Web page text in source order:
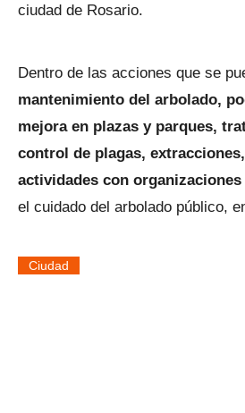
ciudad de Rosario.
Dentro de las acciones que se
mantenimiento del arbolado,
mejora en plazas y parques,
control de plagas,
actividades con organizaciones
el cuidado del arbolado público,
Ciudad